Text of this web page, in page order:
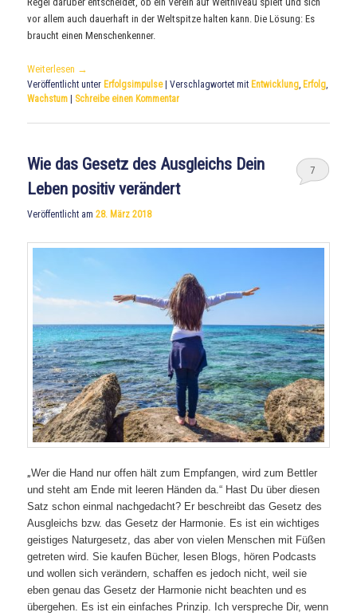
vor allem auch dauerhaft in der Weltspitze halten kann. Die Lösung: Es
braucht einen Menschenkenner.
Weiterlesen →
Veröffentlicht unter Erfolgsimpulse |Verschlagwortet mit Entwicklung, Erfolg,
Wachstum
Schreibe einen Kommentar
Wie das Gesetz des Ausgleichs Dein
Leben positiv verändert
Veröffentlicht am28. März 2018
7
„Wer die Hand nur offen hält zum Empfangen, wird zum Bettler
und steht am Ende mit leeren Händen da.“ Hast Du über diesen
Satz schon einmal nachgedacht? Er beschreibt dasGesetz des
Ausgleichs bzw. das Gesetz der Harmonie. Es ist ein wichtiges
geistiges Naturgesetz, das aber von vielen Menschen mit Füßen
getreten wird. Sie kaufen Bücher, lesen Blogs, hören Podcasts
und wollen sich verändern, schaffen es jedoch nicht, weil sie
eben genau das Gesetz der Harmonie nicht beachten und es
übergehen. Es ist ein einfaches Prinzip. Ich verspreche Dir, wenn